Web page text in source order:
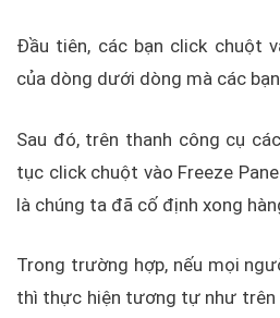
Đầu tiên, các bạn click chuột
của dòng dưới dòng mà các
Sau đó, trên thanh công cụ
tục click chuột vào Freeze
là chúng ta đã cố định xong
Trong trường hợp, nếu mọi
thì thực hiện tương tự như trên